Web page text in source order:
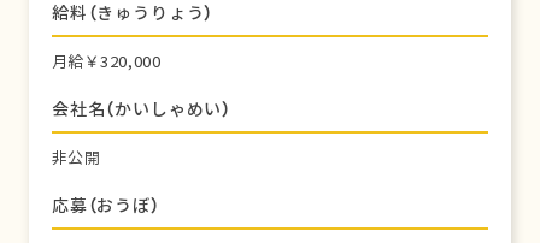
給料（きゅうりょう）
月給￥320,000
会社名（かいしゃめい）
非公開
応募（おうぼ）